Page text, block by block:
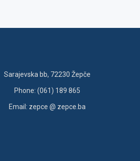
Sarajevska bb, 72230 Žepče
Phone: (061) 189 865
Email: zepce @ zepce.ba